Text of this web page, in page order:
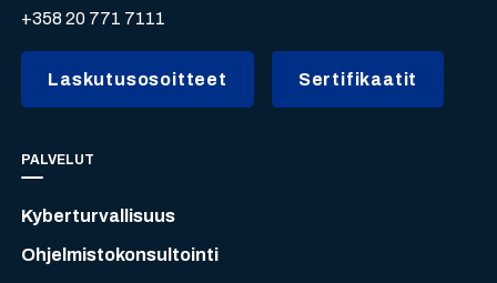
+358 20 771 7111
Laskutusosoitteet Sertifikaatit
PALVELUT
Kyberturvallisuus
Ohjelmistokonsultointi